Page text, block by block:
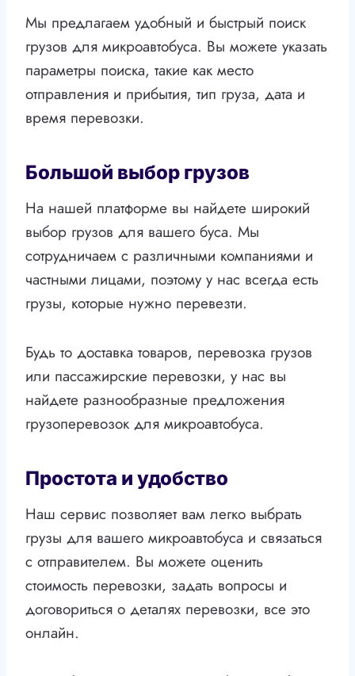
Мы предлагаем удобный и быстрый поиск
грузов для микроавтобуса. Вы можете указать
параметры поиска, такие как место
отправления и прибытия, тип груза, дата и
время перевозки.
Большой выбор грузов
На нашей платформе вы найдете широкий
выбор грузов для вашего буса. Мы
сотрудничаем с различными компаниями и
частными лицами, поэтому у нас всегда есть
грузы, которые нужно перевезти.
Будь то доставка товаров, перевозка грузов
или пассажирские перевозки, у нас вы
найдете разнообразные предложения
грузоперевозок для микроавтобуса.
Простота и удобство
Наш сервис позволяет вам легко выбрать
грузы для вашего микроавтобуса и связаться
с отправителем. Вы можете оценить
стоимость перевозки, задать вопросы и
договориться о деталях перевозки, все это
онлайн.